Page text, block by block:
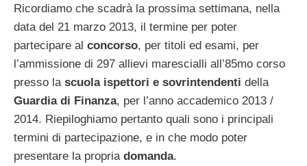
Ricordiamo che scadrà la prossima settimana, nella
data del 21 marzo 2013, il termine per poter
partecipare al concorso, per titoli ed esami, per
l’ammissione di 297 allievi marescialli all’85mo corso
presso la scuola ispettori e sovrintendenti della
Guardia di Finanza, per l’anno accademico 2013 /
2014. Riepiloghiamo pertanto quali sono i principali
termini di partecipazione, e in che modo poter
presentare la propria domanda.